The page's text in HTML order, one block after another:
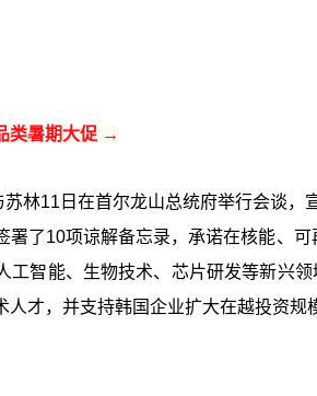
类暑期大促 →
林11日在首尔龙山总统府举行会谈
署了10项谅解备忘录，承诺在核能、
工智能、生物技术、芯片研发等新兴
才，并支持韩国企业扩大在越投资规